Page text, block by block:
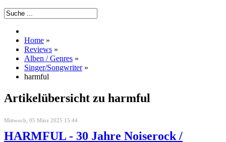
Home »
Reviews »
Alben / Genres »
Singer/Songwriter »
harmful
Artikelübersicht zu harmful
Mittwoch, 05 März 2025 15:44
HARMFUL - 30 Jahre Noiserock /